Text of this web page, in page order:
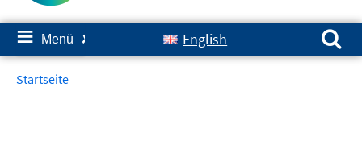
≡ Menü ✘ English
Suchen nach:
Startseite